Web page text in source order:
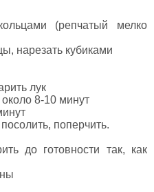
(репчатый мелко
нарезать кубиками
лук
8-10 минут
поперчить.
до готовности так, как